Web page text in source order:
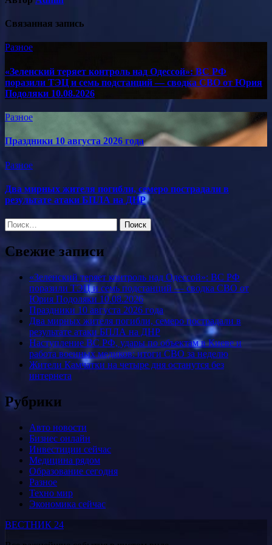
Связанная запись
Разное
«Зеленский теряет контроль над Одессой»: ВС РФ
поразили ТЭЦ и семь подстанций — сводка СВО от Юрия
Подоляки 10.08.2026
Разное
Праздники 10 августа 2026 года
Разное
Два мирных жителя погибли, семеро пострадали в
результате атаки БПЛА на ДНР
Найти:
Свежие записи
«Зеленский теряет контроль над Одессой»: ВС РФ
поразили ТЭЦ и семь подстанций — сводка СВО от
Юрия Подоляки 10.08.2026
Праздники 10 августа 2026 года
Два мирных жителя погибли, семеро пострадали в
результате атаки БПЛА на ДНР
Наступление ВС РФ, удары по объектам в Киеве и
работа военных медиков: итоги СВО за неделю
Жители Камчатки на четыре дня останутся без
интернета
Рубрики
Авто новости
Бизнес онлайн
Инвестиции сейчас
Медицина рядом
Образование сегодня
Разное
Техно мир
Экономика сейчас
ВЕСТНИК 24